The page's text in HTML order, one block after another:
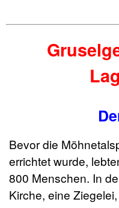
Bevor die
errichtet wurde,
800 Menschen. In
Kirche, eine